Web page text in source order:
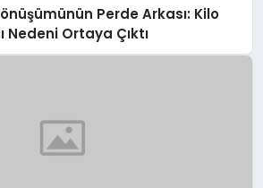
Perde Arkası: Kilo
Nedeni Ortaya Çıktı